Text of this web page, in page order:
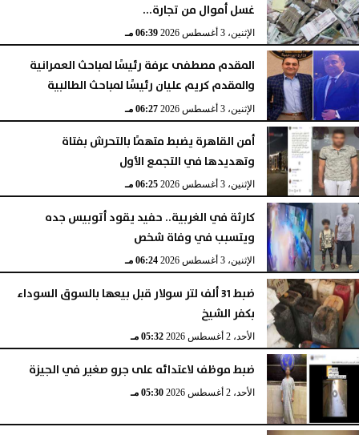
غسل أموال من تجارة...
الإثنين، 3 أغسطس 2026 06:39 مـ
المقدم مصطفى عرفة رئيسًا لمباحث العمرانية
والمقدم كريم عليان رئيسًا لمباحث الطالبية
الإثنين، 3 أغسطس 2026 06:27 مـ
أمن القاهرة يضبط متهمًا بالتحرش بفتاة
وتهديدها في التجمع الأول
الإثنين، 3 أغسطس 2026 06:25 مـ
كارثة في الغربية.. حفيد يقود أتوبيس جده
ويتسبب في وفاة شخص
الإثنين، 3 أغسطس 2026 06:24 مـ
ضبط 31 ألف لتر سولار قبل بيعها بالسوق السوداء
بكفر الشيخ
الأحد، 2 أغسطس 2026 05:32 مـ
ضبط موظف لاعتدائه على جرو صغير في الجيزة
الأحد، 2 أغسطس 2026 05:30 مـ